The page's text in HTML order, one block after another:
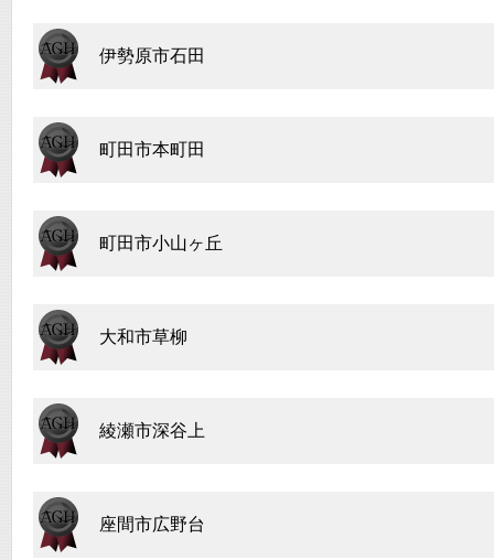
伊勢原市石田
町田市本町田
町田市小山ヶ丘
大和市草柳
綾瀬市深谷上
座間市広野台